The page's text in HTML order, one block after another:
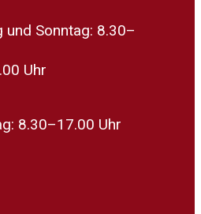
Sonntag: 8.30–
Uhr
8.30–17.00 Uhr